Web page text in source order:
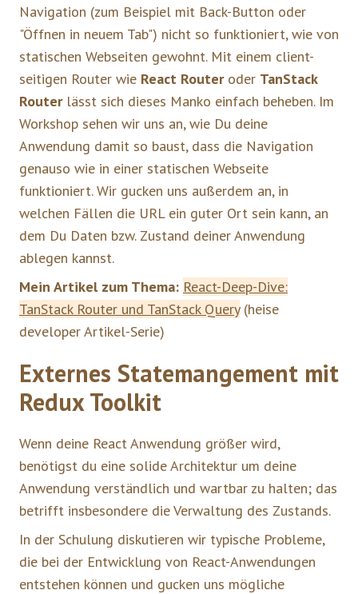
Navigation (zum Beispiel mit Back-Button oder
"Öffnen in neuem Tab") nicht so funktioniert, wie von
statischen Webseiten gewohnt. Mit einem client-
seitigen Router wie React Routeroder TanStack
Routerlässt sich dieses Manko einfach beheben. Im
Workshop sehen wir uns an, wie Du deine
Anwendung damit so baust, dass die Navigation
genauso wie in einer statischen Webseite
funktioniert. Wir gucken uns außerdem an, in
welchen Fällen die URL ein guter Ort sein kann, an
dem Du Daten bzw. Zustand deiner Anwendung
ablegen kannst.
Mein Artikel zum Thema: React-Deep-Dive:
TanStack Router und TanStack Query (heise
developer Artikel-Serie)
Externes Statemangement mit
Redux Toolkit
Wenn deine React Anwendung größer wird,
benötigst du eine solide Architektur um deine
Anwendung verständlich und wartbar zu halten; das
betrifft insbesondere die Verwaltung des Zustands.
In der Schulung diskutieren wir typische Probleme,
die bei der Entwicklung von React-Anwendungen
entstehen können und gucken uns mögliche